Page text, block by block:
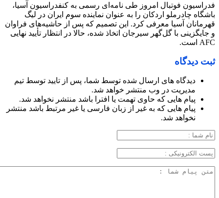
فدراسیون فوتبال امروز طی نامه‌ای رسمی به کنفدراسیون آسیا،
باشگاه چادرملو اردکان را به عنوان نماینده سوم ایران در لیگ
قهرمانان آسیا معرفی کرد. این تصمیم که پس از حاشیه‌های فراوان
و جایگزینی با گل‌گهر سیرجان اتخاذ شده، حالا در انتظار تأیید نهایی
AFC است.
ثبت دیدگاه
دیدگاه های ارسال شده توسط شما، پس از تایید توسط تیم
مدیریت در وب منتشر خواهد شد.
پیام هایی که حاوی تهمت یا افترا باشد منتشر نخواهد شد.
پیام هایی که به غیر از زبان فارسی یا غیر مرتبط باشد منتشر
نخواهد شد.